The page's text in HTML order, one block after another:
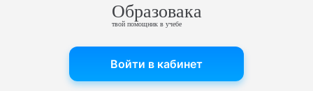
Образовака
твой помощник в учебе
Войти в кабинет